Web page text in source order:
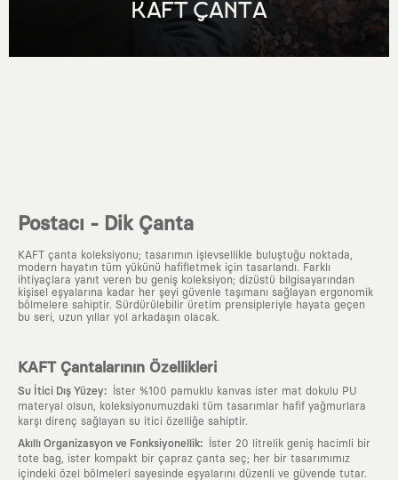
KAFT ÇANTA
Postacı - Dik Çanta
KAFT çanta koleksiyonu; tasarımın işlevsellikle buluştuğu noktada,
modern hayatın tüm yükünü hafifletmek için tasarlandı. Farklı
ihtiyaçlara yanıt veren bu geniş koleksiyon; dizüstü bilgisayarından
kişisel eşyalarına kadar her şeyi güvenle taşımanı sağlayan ergonomik
bölmelere sahiptir. Sürdürülebilir üretim prensipleriyle hayata geçen
bu seri, uzun yıllar yol arkadaşın olacak.
KAFT Çantalarının Özellikleri
Su İtici Dış Yüzey:
İster %100 pamuklu kanvas ister mat dokulu PU
materyal olsun, koleksiyonumuzdaki tüm tasarımlar hafif yağmurlara
karşı direnç sağlayan su itici özelliğe sahiptir.
Akıllı Organizasyon ve Fonksiyonellik:
İster 20 litrelik geniş hacimli bir
tote bag, ister kompakt bir çapraz çanta seç; her bir tasarımımız
içindeki özel bölmeleri sayesinde eşyalarını düzenli ve güvende tutar.